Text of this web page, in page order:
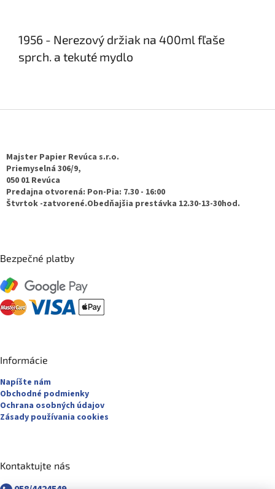
1956 - Nerezový držiak na 400ml fľaše
sprch. a tekuté mydlo
Majster Papier Revúca s.r.o.
Priemyselná 306/9,
050 01 Revúca
Predajna otvorená: Pon-Pia: 7.30 - 16:00
Štvrtok -zatvorené.Obedňajšia prestávka 12.30-13-30hod.
Bezpečné platby
Informácie
Napíšte nám
Obchodné podmienky
Ochrana osobných údajov
Zásady používania cookies
Kontaktujte nás